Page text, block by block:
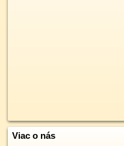
Viac o nás